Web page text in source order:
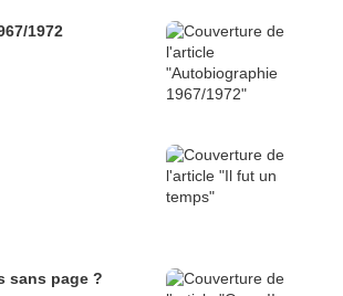
1972
sans page ?